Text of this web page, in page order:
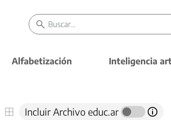
Alfabetización Inteligencia
Incluir Archivo educ.ar